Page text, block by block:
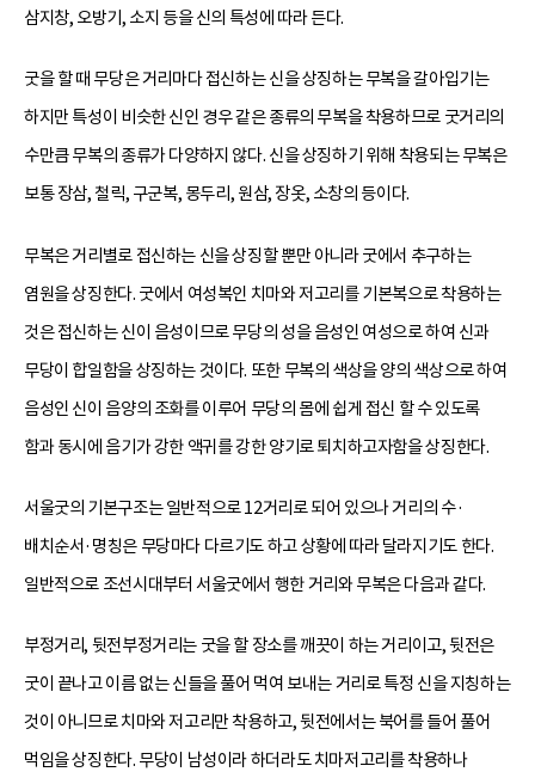
삼지창, 오방기, 소지 등을 신의 특성에 따라 든다.
굿을 할 때 무당은 거리마다 접신하는 신을 상징하는 무복을 갈아입기는
하지만 특성이 비슷한 신인 경우 같은 종류의 무복을 착용하므로 굿거리의
수만큼 무복의 종류가 다양하지 않다. 신을 상징하기 위해 착용되는 무복은
보통 장삼, 철릭, 구군복, 몽두리, 원삼, 장옷, 소창의 등이다.
무복은 거리별로 접신하는 신을 상징할 뿐만 아니라 굿에서 추구하는
염원을 상징한다. 굿에서 여성복인 치마와 저고리를 기본복으로 착용하는
것은 접신하는 신이 음성이므로 무당의 성을 음성인 여성으로 하여 신과
무당이 합일함을 상징하는 것이다. 또한 무복의 색상을 양의 색상으로 하여
음성인 신이 음양의 조화를 이루어 무당의 몸에 쉽게 접신 할 수 있도록
함과 동시에 음기가 강한 액귀를 강한 양기로 퇴치하고자함을 상징한다.
서울굿의 기본구조는 일반적으로 12거리로 되어 있으나 거리의 수·
배치순서·명칭은 무당마다 다르기도 하고 상황에 따라 달라지기도 한다.
일반적으로 조선시대부터 서울굿에서 행한 거리와 무복은 다음과 같다.
부정거리, 뒷전부정거리는 굿을 할 장소를 깨끗이 하는 거리이고, 뒷전은
굿이 끝나고 이름 없는 신들을 풀어 먹여 보내는 거리로 특정 신을 지칭하는
것이 아니므로 치마와 저고리만 착용하고, 뒷전에서는 북어를 들어 풀어
먹임을 상징한다. 무당이 남성이라 하더라도 치마저고리를 착용하나